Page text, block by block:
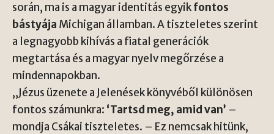
során, ma is a magyar identitás egyikfontos
bástyája Michigan államban. A tiszteletes szerint
a legnagyobb kihívás a fiatal generációk
megtartása és a magyar nyelv megőrzése a
mindennapokban.
„Jézus üzenete a Jelenések könyvéből különösen
fontos számunkra: ‘Tartsd meg, amid van’ –
mondja Csákai tiszteletes. – Ez nemcsak hitünk,